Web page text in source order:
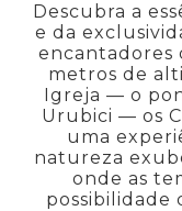
Descubra a
e da
encantadores
metros de
Igreja — o
Urubici — os
uma
natureza
onde as
possibilidade